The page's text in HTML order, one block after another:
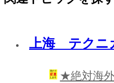
上海 テクニ
★絶対海